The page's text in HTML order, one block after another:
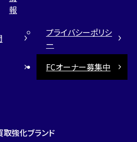
報
プライバシーポリシ
ー
FCオーナー募集中
取強化ブランド